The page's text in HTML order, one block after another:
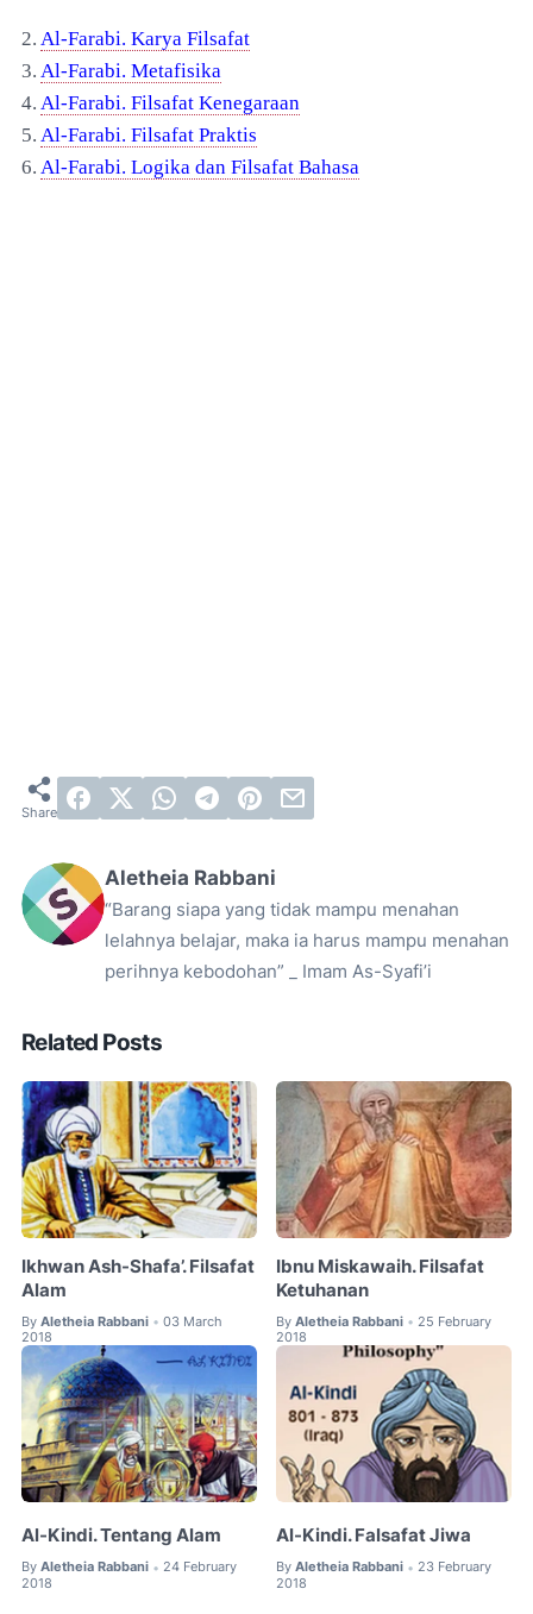
2. Al-Farabi. Karya Filsafat
3. Al-Farabi. Metafisika
4. Al-Farabi. Filsafat Kenegaraan
5. Al-Farabi. Filsafat Praktis
6. Al-Farabi. Logika dan Filsafat Bahasa
Aletheia Rabbani
“Barang siapa yang tidak mampu menahan
lelahnya belajar, maka ia harus mampu menahan
perihnya kebodohan” _ Imam As-Syafi’i
Related Posts
Ikhwan Ash-Shafa’. Filsafat
Alam
By Aletheia Rabbani • 03 March
2018
Ibnu Miskawaih. Filsafat
Ketuhanan
By Aletheia Rabbani • 25 February
2018
Al-Kindi. Tentang Alam
By Aletheia Rabbani • 24 February
2018
Al-Kindi. Falsafat Jiwa
By Aletheia Rabbani • 23 February
2018